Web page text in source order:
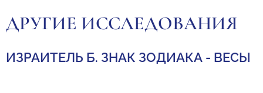
ДРУГИЕ ИССЛЕДОВАНИЯ
ИЗРАИТЕЛЬ Б. ЗНАК ЗОДИАКА - ВЕСЫ